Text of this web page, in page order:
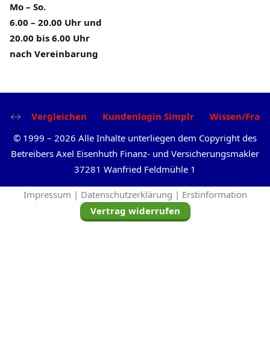
Mo – So.
6.00 – 20.00 Uhr und
20.00 bis 6.00 Uhr
nach Vereinbarung
Vergleichen Kundenlogin Simplr
Wissen/
© 1999 – 2026 Alle Inhalte unterliegen dem Copyright des
Betreibers Axel Eisenhuth Finanz- und Versicherungsmakler
37281 Wanfried Feldmühle 1
Impressum | Datenschutzerklärung | Erstinformation
Vertrag widerrufen